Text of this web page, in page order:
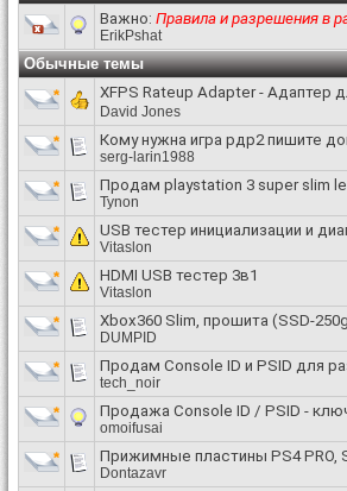
Важно: Правила и разрешения в
ErikPshat
Обычные темы
XFPS Rateup Adapter - Адаптер
David Jones
Кому нужна игра рдр2 пишите
serg-larin1988
Продам playstation 3 super slim
Tynon
USB тестер инициализации и
Vitaslon
HDMI USB тестер 3в1
Vitaslon
Xbox360 Slim, прошита (SSD-
DUMPID
Продам Console ID и PSID для
tech_noir
Продажа Console ID / PSID -
omoifusai
Прижимные пластины PS4 PRO,
Dontazavr